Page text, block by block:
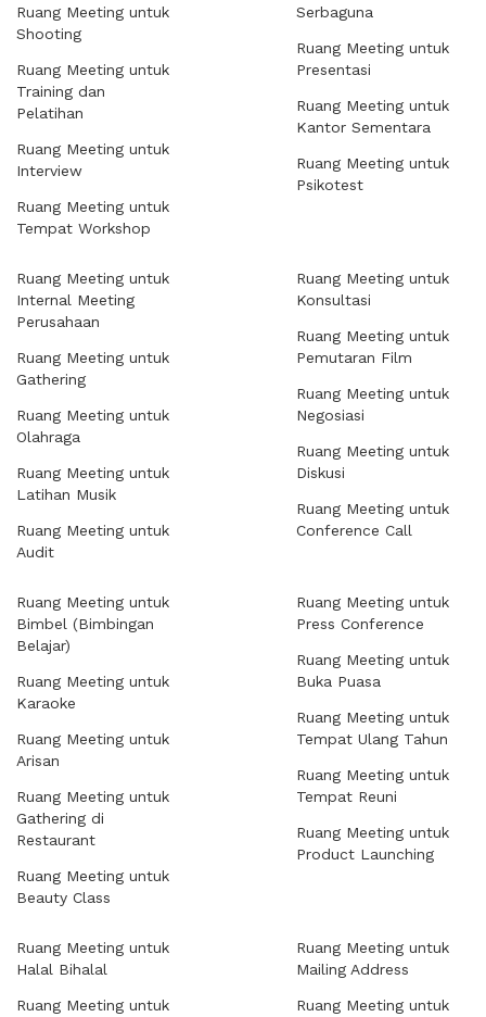
Ruang Meeting untuk
Shooting
Ruang Meeting untuk
Training dan
Pelatihan
Ruang Meeting untuk
Interview
Ruang Meeting untuk
Tempat Workshop
Serbaguna
Ruang Meeting untuk
Presentasi
Ruang Meeting untuk
Kantor Sementara
Ruang Meeting untuk
Psikotest
Ruang Meeting untuk
Internal Meeting
Perusahaan
Ruang Meeting untuk
Gathering
Ruang Meeting untuk
Olahraga
Ruang Meeting untuk
Latihan Musik
Ruang Meeting untuk
Audit
Ruang Meeting untuk
Konsultasi
Ruang Meeting untuk
Pemutaran Film
Ruang Meeting untuk
Negosiasi
Ruang Meeting untuk
Diskusi
Ruang Meeting untuk
Conference Call
Ruang Meeting untuk
Bimbel (Bimbingan
Belajar)
Ruang Meeting untuk
Karaoke
Ruang Meeting untuk
Arisan
Ruang Meeting untuk
Gathering di
Restaurant
Ruang Meeting untuk
Beauty Class
Ruang Meeting untuk
Press Conference
Ruang Meeting untuk
Buka Puasa
Ruang Meeting untuk
Tempat Ulang Tahun
Ruang Meeting untuk
Tempat Reuni
Ruang Meeting untuk
Product Launching
Ruang Meeting untuk
Halal Bihalal
Ruang Meeting untuk
Ruang Meeting untuk
Mailing Address
Ruang Meeting untuk